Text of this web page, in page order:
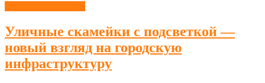
Уличные скамейки с подсветкой —
новый взгляд на городскую
инфраструктуру